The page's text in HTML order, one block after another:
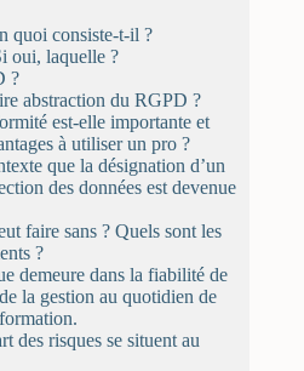
quoi consiste-t-il ?
oui, laquelle ?
?
abstraction du RGPD ?
est-elle importante et
à utiliser un pro ?
que la désignation d’un
des données est devenue
faire sans ? Quels sont les
?
demeure dans la fiabilité de
la gestion au quotidien de
des risques se situent au